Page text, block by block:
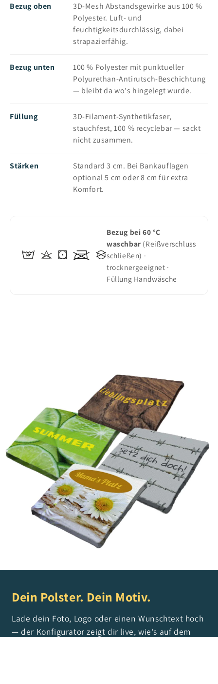
Bezug oben
3D-Mesh Abstandsgewirke aus 100 %
Polyester. Luft- und
feuchtigkeitsdurchlässig, dabei
strapazierfähig.
Bezug unten
100 % Polyester mit punktueller
Polyurethan-Antirutsch-Beschichtung
— bleibt da wo's hingelegt wurde.
Füllung
3D-Filament-Synthetikfaser,
stauchfest, 100 % recyclebar — sackt
nicht zusammen.
Stärken
Standard 3 cm. Bei Bankauflagen
optional 5 cm oder 8 cm für extra
Komfort.
Bezug bei 60 °C
waschbar (Reißverschluss
schließen) ·
trocknergeeignet ·
Füllung Handwäsche
Dein Polster. Dein Motiv.
Lade dein Foto, Logo oder einen Wunschtext hoch
— der Konfigurator zeigt dir live, wie's auf dem